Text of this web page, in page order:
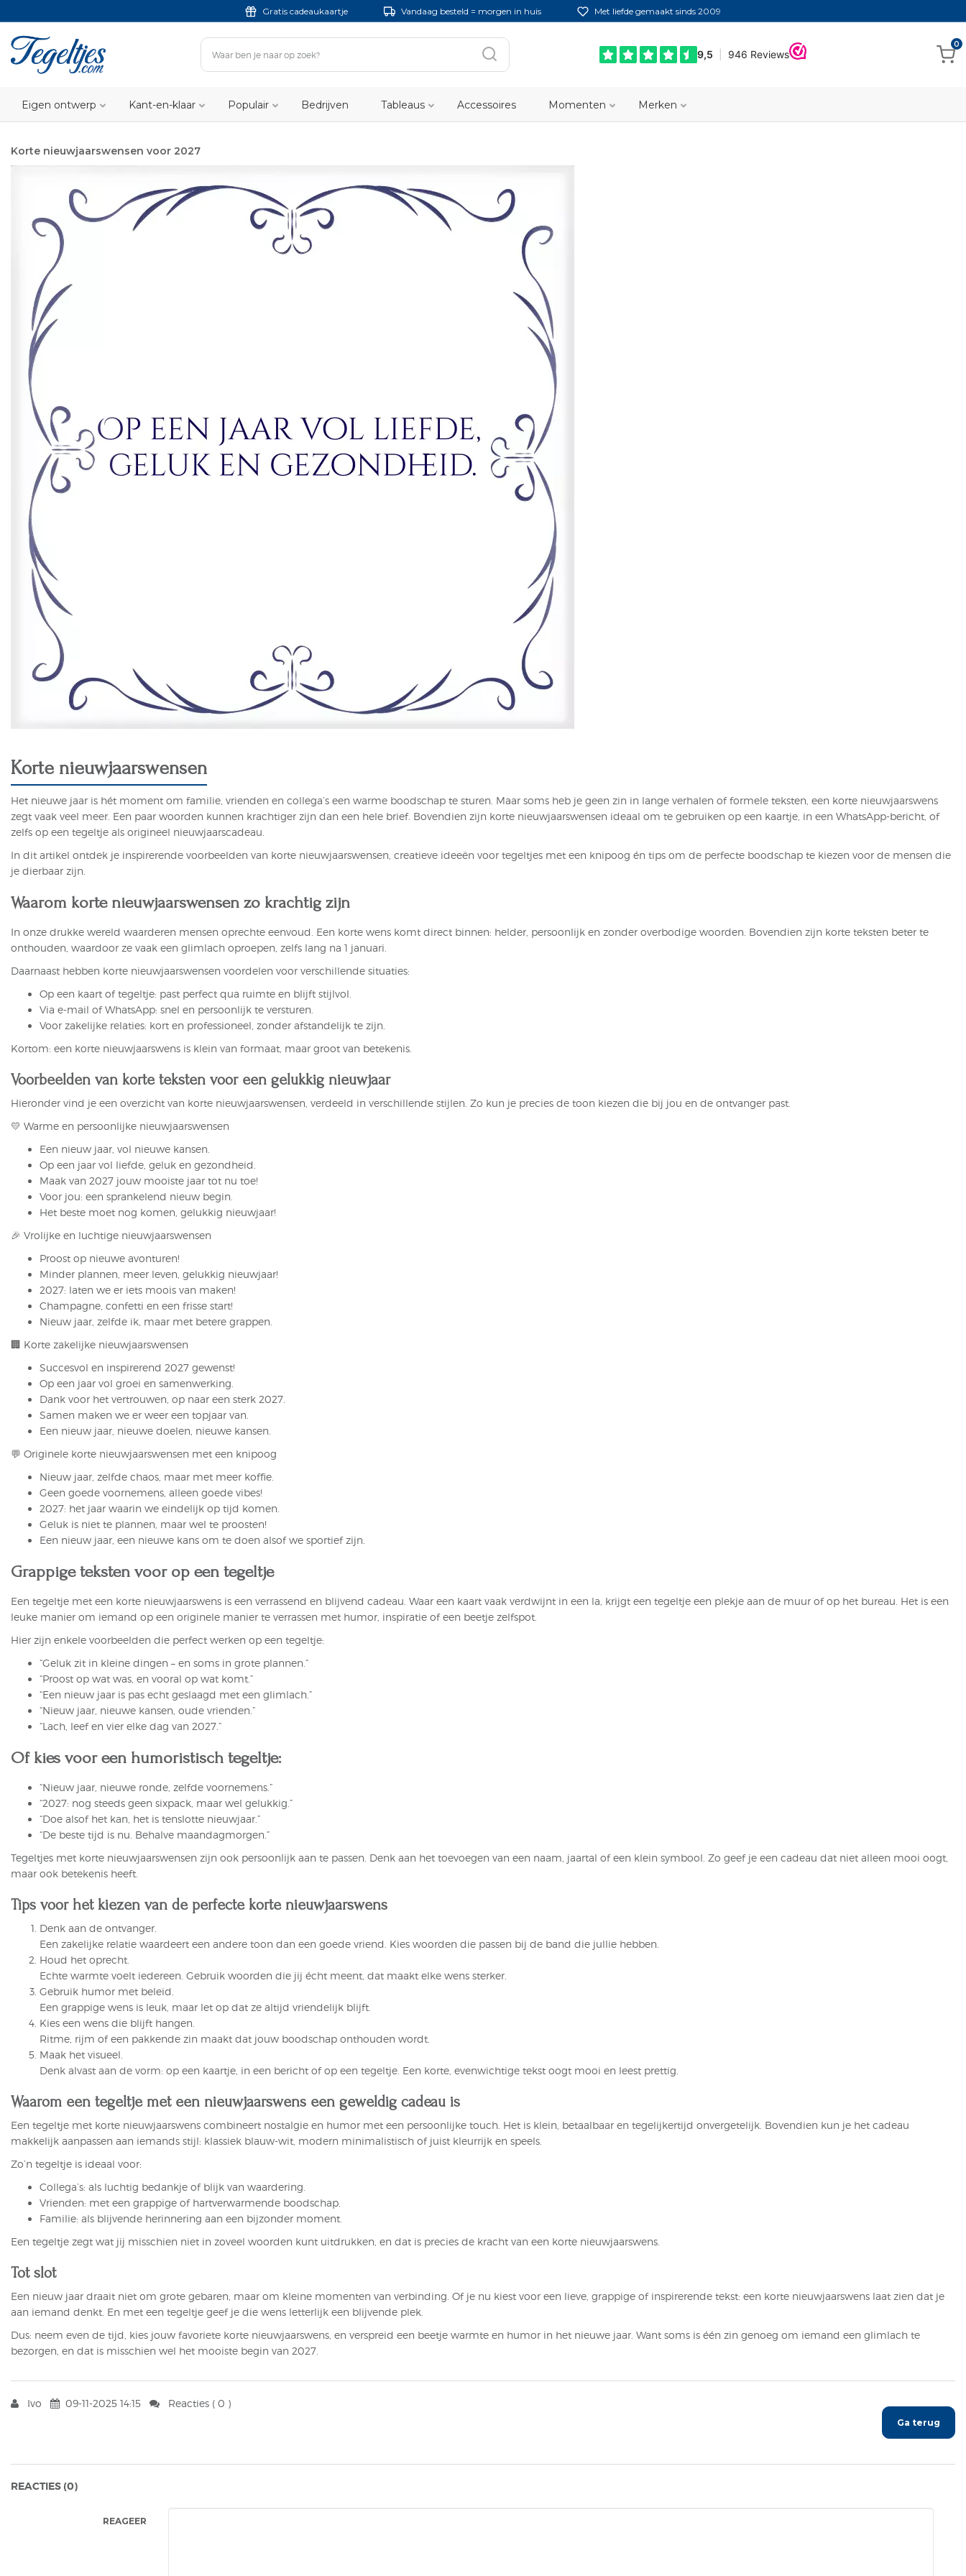
Gratis cadeaukaartje Vandaag besteld = morgen in huis Met liefde gemaakt sinds 2009
0
Eigen ontwerp Kant-en-klaar Populair Bedrijven Tableaus Accessoires Momenten Merken
Korte nieuwjaarswensen voor 2027
Korte nieuwjaarswensen
Het nieuwe jaar is hét moment om familie, vrienden en collega’s een warme boodschap te sturen. Maar soms heb je geen zin in lange verhalen of formele teksten, een korte nieuwjaarswens
zegt vaak veel meer. Een paar woorden kunnen krachtiger zijn dan een hele brief. Bovendien zijn korte nieuwjaarswensen ideaal om te gebruiken op een kaartje, in een WhatsApp-bericht, of
zelfs op een tegeltje als origineel nieuwjaarscadeau
In dit artikel ontdek je inspirerende voorbeelden van korte nieuwjaarswensen, creatieve ideeën voor tegeltjes met een knipoog én tips om de perfecte boodschap te kiezen voor de mensen die
je dierbaar zijn.
Waarom korte nieuwjaarswensen zo krachtig zijn
In onze drukke wereld waarderen mensen oprechte eenvoud. Een korte wens komt direct binnen: helder, persoonlijk en zonder overbodige woorden. Bovendien zijn korte teksten beter te
onthouden, waardoor ze vaak een glimlach oproepen, zelfs lang na 1 januari.
Daarnaast hebben korte nieuwjaarswensen voordelen voor verschillende situaties:
Op een kaart of tegeltje: past perfect qua ruimte en blijft stijlvol.
Via e-mail of WhatsApp: snel en persoonlijk te versturen.
Voor zakelijke relaties: kort en professioneel, zonder afstandelijk te zijn.
Kortom: een korte nieuwjaarswens is klein van formaat, maar groot van betekenis.
Voorbeelden van korte teksten voor een gelukkig nieuwjaar
Hieronder vind je een overzicht van korte nieuwjaarswensen , verdeeld in verschillende stijlen. Zo kun je precies de toon kiezen die bij jou en de ontvanger past.
💛 Warme en persoonlijke nieuwjaarswensen
Een nieuw jaar, vol nieuwe kansen.
Op een jaar vol liefde, geluk en gezondheid.
Maak van 2027 jouw mooiste jaar tot nu toe!
Voor jou: een sprankelend nieuw begin.
Het beste moet nog komen, gelukkig nieuwjaar!
🎉 Vrolijke en luchtige nieuwjaarswensen
Proost op nieuwe avonturen!
Minder plannen, meer leven, gelukkig nieuwjaar!
2027: laten we er iets moois van maken!
Champagne, confetti en een frisse start!
Nieuw jaar, zelfde ik, maar met betere grappen.
🏢 Korte zakelijke nieuwjaarswensen
Succesvol en inspirerend 2027 gewenst!
Op een jaar vol groei en samenwerking.
Dank voor het vertrouwen, op naar een sterk 2027.
Samen maken we er weer een topjaar van.
Een nieuw jaar, nieuwe doelen, nieuwe kansen.
💬 Originele korte nieuwjaarswensen met een knipoog
Nieuw jaar, zelfde chaos, maar met meer koffie.
Geen goede voornemens, alleen goede vibes!
2027: het jaar waarin we eindelijk op tijd komen.
Geluk is niet te plannen, maar wel te proosten!
Een nieuw jaar, een nieuwe kans om te doen alsof we sportief zijn.
Grappige teksten voor op een tegeltje
Een tegeltje met een korte nieuwjaarswens is een verrassend en blijvend cadeau. Waar een kaart vaak verdwijnt in een la, krijgt een tegeltje een plekje aan de muur of op het bureau. Het is een
leuke manier om iemand op een originele manier te verrassen met humor, inspiratie of een beetje zelfspot.
Hier zijn enkele voorbeelden die perfect werken op een tegeltje:
“Geluk zit in kleine dingen – en soms in grote plannen.”
“Proost op wat was, en vooral op wat komt.”
“Een nieuw jaar is pas echt geslaagd met een glimlach.”
“Nieuw jaar, nieuwe kansen, oude vrienden.”
“Lach, leef en vier elke dag van 2027.”
Of kies voor een humoristisch tegeltje:
“Nieuw jaar, nieuwe ronde, zelfde voornemens.”
“2027: nog steeds geen sixpack, maar wel gelukkig.”
“Doe alsof het kan, het is tenslotte nieuwjaar.”
“De beste tijd is nu. Behalve maandagmorgen.”
Tegeltjes met korte nieuwjaarswensen zijn ook persoonlijk aan te passen. Denk aan het toevoegen van een naam, jaartal of een klein symbool. Zo geef je een cadeau dat niet alleen mooi oogt,
maar ook betekenis heeft.
Tips voor het kiezen van de perfecte korte nieuwjaarswens
Denk aan de ontvanger.
Een zakelijke relatie waardeert een andere toon dan een goede vriend. Kies woorden die passen bij de band die jullie hebben.
Houd het oprecht.
Echte warmte voelt iedereen. Gebruik woorden die jij écht meent, dat maakt elke wens sterker.
Gebruik humor met beleid.
Een grappige wens is leuk, maar let op dat ze altijd vriendelijk blijft.
Kies een wens die blijft hangen.
Ritme, rijm of een pakkende zin maakt dat jouw boodschap onthouden wordt.
Maak het visueel.
Denk alvast aan de vorm: op een kaartje, in een bericht of op een tegeltje. Een korte, evenwichtige tekst oogt mooi en leest prettig.
Waarom een tegeltje met een nieuwjaarswens een geweldig cadeau is
Een tegeltje met korte nieuwjaarswens combineert nostalgie en humor met een persoonlijke touch. Het is klein, betaalbaar en tegelijkertijd onvergetelijk. Bovendien kun je het cadeau
makkelijk aanpassen aan iemands stijl: klassiek blauw-wit, modern minimalistisch of juist kleurrijk en speels.
Zo’n tegeltje is ideaal voor:
Collega’s: als luchtig bedankje of blijk van waardering.
Vrienden: met een grappige of hartverwarmende boodschap.
Familie: als blijvende herinnering aan een bijzonder moment.
Een tegeltje zegt wat jij misschien niet in zoveel woorden kunt uitdrukken, en dat is precies de kracht van een korte nieuwjaarswens.
Tot slot
Een nieuw jaar draait niet om grote gebaren, maar om kleine momenten van verbinding. Of je nu kiest voor een lieve, grappige of inspirerende tekst: een korte nieuwjaarswens laat zien dat je
aan iemand denkt. En met een tegeltje geef je die wens letterlijk een blijvende plek.
Dus: neem even de tijd, kies jouw favoriete korte nieuwjaarswens, en verspreid een beetje warmte en humor in het nieuwe jaar. Want soms is één zin genoeg om iemand een glimlach te
bezorgen, en dat is misschien wel het mooiste begin van 2027.
Ivo 09-11-2025 14:15 Reacties ( 0 )
Ga terug
REACTIES (0)
REAGEER